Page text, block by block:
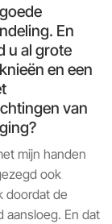
En
u al grote
en een
van
mijn handen
ook
doordat de
aansloeg. En dat